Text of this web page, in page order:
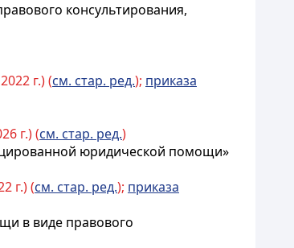
консультирования,
г.) (см. стар. ред.); приказа
г.) (см. стар. ред.)
юридической помощи»
г.) (см. стар. ред.); приказа
в виде правового